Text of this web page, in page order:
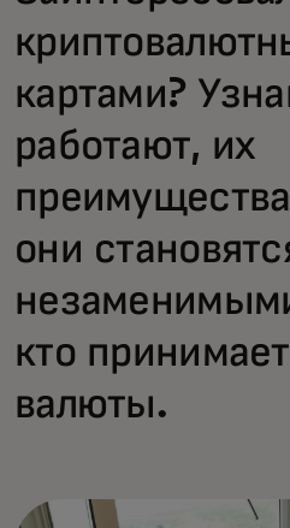
картами?
работают, их
они
кто
валюты.